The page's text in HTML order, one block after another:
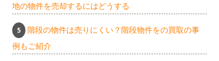
地の物件を売却するにはどうする
階段の物件は売りにくい？階段物件をの買取の事
例もご紹介